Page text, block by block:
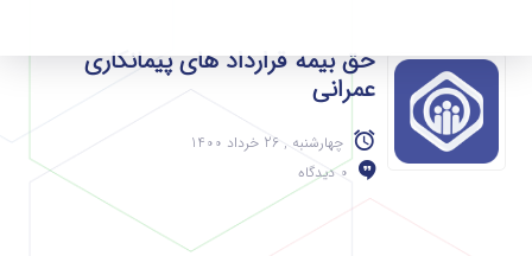
حق بیمه قرارداد های پیمانکاری
عمرانی
چهارشنبه , 26 خرداد 1400
0 دیدگاه